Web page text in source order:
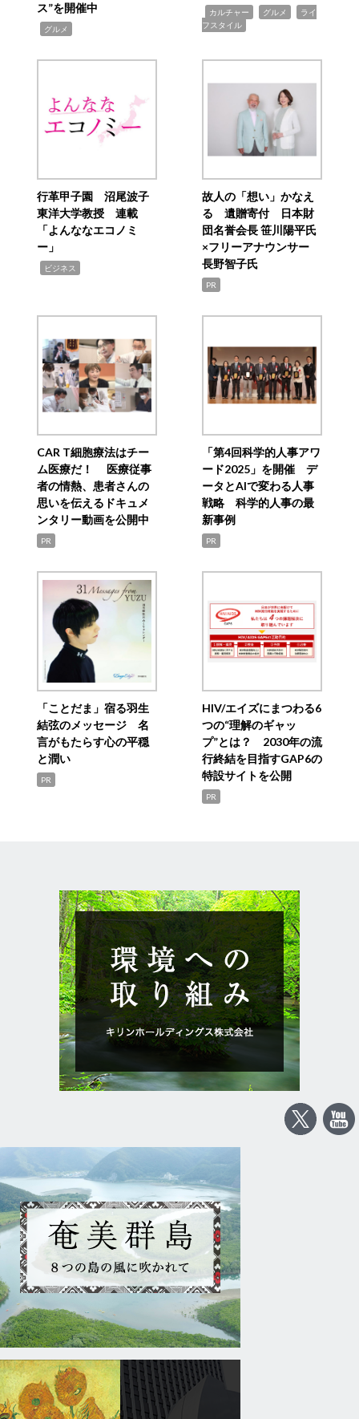
ス”を開催中
グルメ
カルチャー グルメ
ライ
フスタイル
行革甲子園 沼尾波子
東洋大学教授 連載
「よんななエコノミ
ー」
ビジネス
故人の「想い」かなえ
る 遺贈寄付 日本財
団名誉会長 笹川陽平氏
×フリーアナウンサー
長野智子氏
PR
CAR T細胞療法はチー
ム医療だ！ 医療従事
者の情熱、患者さんの
思いを伝えるドキュメ
ンタリー動画を公開中
PR
「第4回科学的人事アワ
ード2025」を開催 デ
ータとAIで変わる人事
戦略 科学的人事の最
新事例
PR
「ことだま」宿る羽生
結弦のメッセージ 名
言がもたらす心の平穏
と潤い
PR
HIV/エイズにまつわる6
つの“理解のギャッ
プ”とは？ 2030年の流
行終結を目指すGAP6の
特設サイトを公開
PR